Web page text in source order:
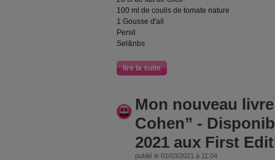
100 ml de coulis de tomate nature
1 Gousse d'ail
Persil
Sel&nbs
lire la suite
Mon nouveau
Cohen” -
2021 aux First
publié le 01/03/2021 à 11:04